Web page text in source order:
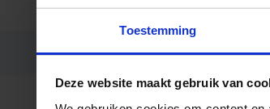
Toestemming
Deze website maakt gebruik van
Niet dimbaar
IP66